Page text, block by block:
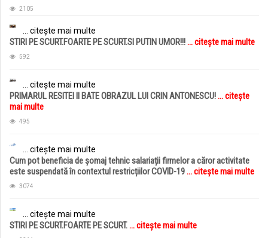
2105
... citește mai multe
STIRI PE SCURT.FOARTE PE SCURT.SI PUTIN UMOR!!!... citește mai multe
592
... citește mai multe
PRIMARUL RESITEI II BATE OBRAZUL LUI CRIN ANTONESCU!... citește
mai multe
495
... citește mai multe
Cum pot beneficia de șomaj tehnic salariații firmelor a căror activitate
este suspendată în contextul restricțiilor COVID-19... citește mai multe
3074
... citește mai multe
STIRI PE SCURT.FOARTE PE SCURT.... citește mai multe